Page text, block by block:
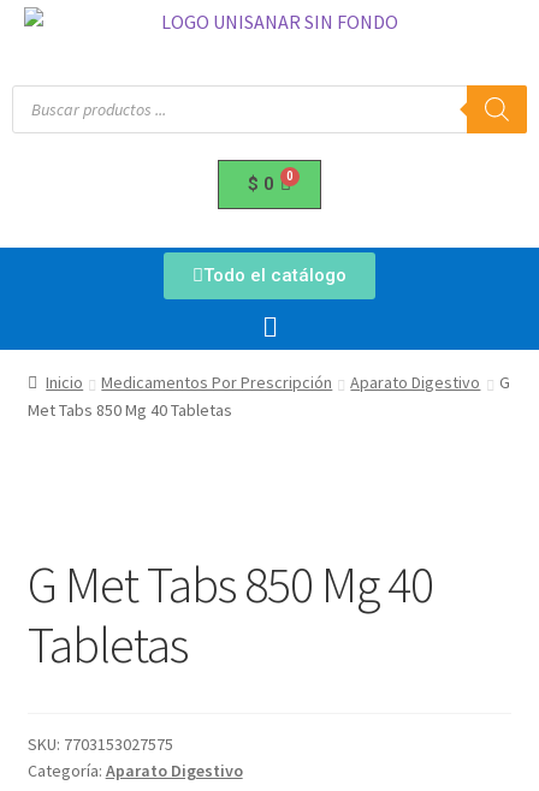
$ 0
Todo el catálogo
Inicio Medicamentos Por Prescripción Aparato Digestivo
G
Met Tabs 850 Mg 40 Tabletas
G Met Tabs 850 Mg 40
Tabletas
SKU: 7703153027575
Categoría: Aparato Digestivo